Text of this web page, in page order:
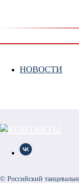
НОВОСТИ
© Российский